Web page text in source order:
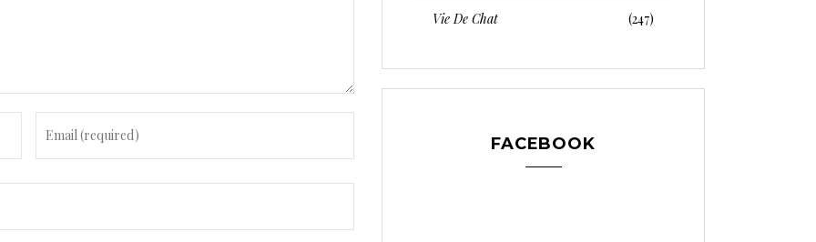
Vie De Chat (247)
FACEBOOK